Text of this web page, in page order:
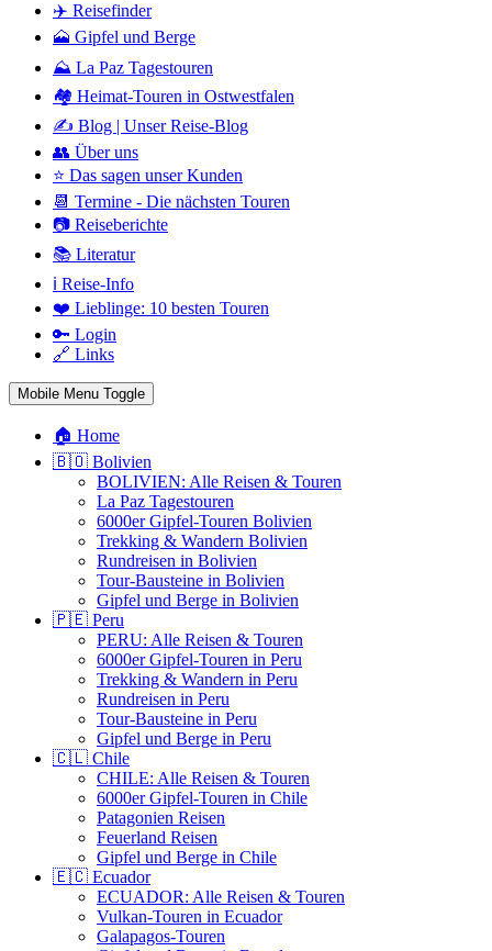
✈️ Reisefinder
🗻 Gipfel und Berge
⛰️ La Paz Tagestouren
🏘️ Heimat-Touren in Ostwestfalen
✍️ Blog | Unser Reise-Blog
👥 Über uns
⭐ Das sagen unser Kunden
📆 Termine - Die nächsten Touren
📷 Reiseberichte
📚 Literatur
ℹ️ Reise-Info
❤️ Lieblinge: 10 besten Touren
🔑 Login
🔗 Links
Mobile Menu Toggle
🏠 Home
🇧🇴 Bolivien
BOLIVIEN: Alle Reisen & Touren
La Paz Tagestouren
6000er Gipfel-Touren Bolivien
Trekking & Wandern Bolivien
Rundreisen in Bolivien
Tour-Bausteine in Bolivien
Gipfel und Berge in Bolivien
🇵🇪 Peru
PERU: Alle Reisen & Touren
6000er Gipfel-Touren in Peru
Trekking & Wandern in Peru
Rundreisen in Peru
Tour-Bausteine in Peru
Gipfel und Berge in Peru
🇨🇱 Chile
CHILE: Alle Reisen & Touren
6000er Gipfel-Touren in Chile
Patagonien Reisen
Feuerland Reisen
Gipfel und Berge in Chile
🇪🇨 Ecuador
ECUADOR: Alle Reisen & Touren
Vulkan-Touren in Ecuador
Galapagos-Touren